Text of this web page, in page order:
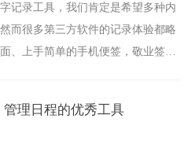
记录工具，我们肯定是希望多种内
而很多第三方软件的记录体验都略
、上手简单的手机便签，敬业签是
理日程的优秀工具